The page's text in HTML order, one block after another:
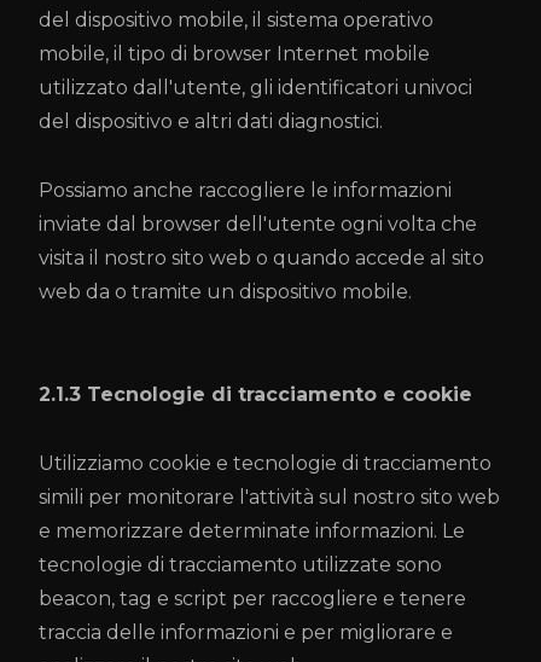
del dispositivo mobile, il sistema operativo
mobile, il tipo di browser Internet mobile
utilizzato dall'utente, gli identificatori univoci
del dispositivo e altri dati diagnostici.
Possiamo anche raccogliere le informazioni
inviate dal browser dell'utente ogni volta che
visita il nostro sito web o quando accede al sito
web da o tramite un dispositivo mobile.
2.1.3 Tecnologie di tracciamento e cookie
Utilizziamo cookie e tecnologie di tracciamento
simili per monitorare l'attività sul nostro sito web
e memorizzare determinate informazioni. Le
tecnologie di tracciamento utilizzate sono
beacon, tag e script per raccogliere e tenere
traccia delle informazioni e per migliorare e